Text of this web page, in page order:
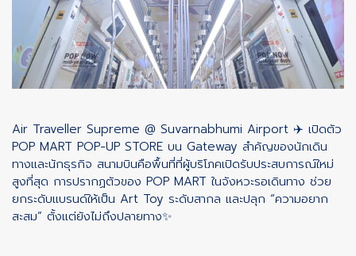
Air Traveller Supreme @ Suvarnabhumi Airport ✈️ เปิดตัว
POP MART POP-UP STORE บน Gateway สำคัญของนักเดิน
ทางและนักธุรกิจ สนามบินคือพื้นที่ที่ผู้บริโภคเปิดรับประสบการณ์ใหม่
สูงที่สุด การปรากฏตัวของ POP MART ในจังหวะรอเดินทาง ช่วย
ยกระดับแบรนด์ให้เป็น Art Toy ระดับสากล และปลุก “ความอยาก
สะสม” ตั้งแต่ยังไม่ถึงปลายทาง✨